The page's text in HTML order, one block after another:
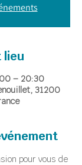
lieu
– 20:30
31200
pour vous de